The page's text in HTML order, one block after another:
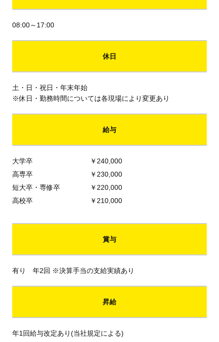
08:00～17:00
休日
土・日・祝日・年末年始
※休日・勤務時間については各現場により変更あり
給与
大学卒
￥240,000
高専卒
￥230,000
短大卒・専修卒
￥220,000
高校卒
￥210,000
賞与
有り 年2回 ※決算手当の支給実績あり
昇給
年1回給与改定あり(当社規定による)